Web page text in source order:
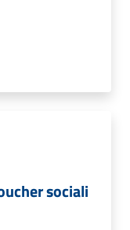
sociali